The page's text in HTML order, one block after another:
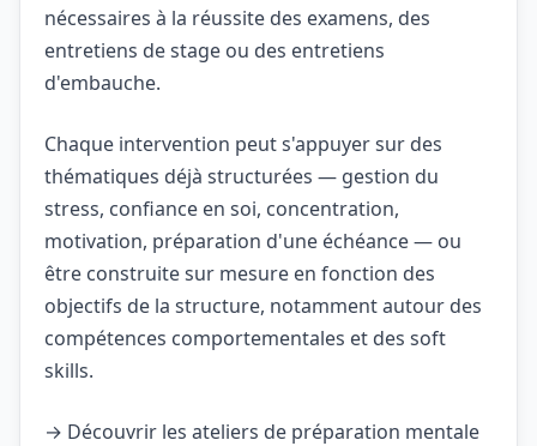
nécessaires à la réussite des examens, des
entretiens de stage ou des entretiens
d'embauche.
Chaque intervention peut s'appuyer sur des
thématiques déjà structurées — gestion du
stress, confiance en soi, concentration,
motivation, préparation d'une échéance — ou
être construite sur mesure en fonction des
objectifs de la structure, notamment autour des
compétences comportementales et des soft
skills.
→ Découvrir les ateliers de préparation mentale